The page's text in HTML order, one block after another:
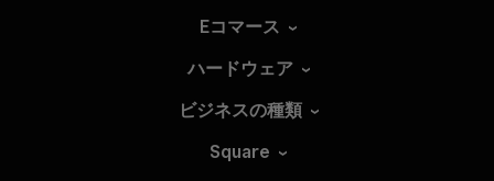
Eコマース
ハードウェア
ビジネスの種類
Square